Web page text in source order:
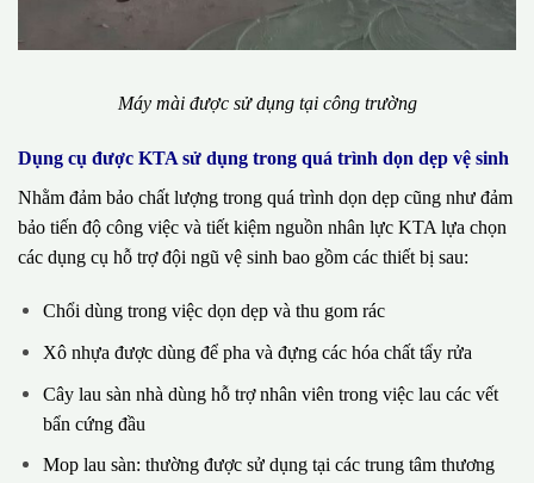
Máy mài được sử dụng tại công trường
Dụng cụ được KTA sử dụng trong quá trình dọn dẹp vệ sinh
Nhằm đảm bảo chất lượng trong quá trình dọn dẹp cũng như đảm
bảo tiến độ công việc và tiết kiệm nguồn nhân lực KTA lựa chọn
các dụng cụ hỗ trợ đội ngũ vệ sinh bao gồm các thiết bị sau:
Chổi dùng trong việc dọn dẹp và thu gom rác
Xô nhựa được dùng để pha và đựng các hóa chất tẩy rửa
Cây lau sàn nhà dùng hỗ trợ nhân viên trong việc lau các vết
bẩn cứng đầu
Mop lau sàn: thường được sử dụng tại các trung tâm thương